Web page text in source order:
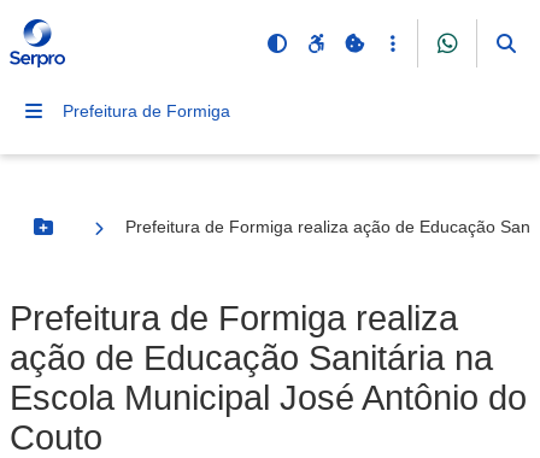
Prefeitura de Formiga
Botão Menu
Prefeitura de Formiga realiza ação de Educação
Prefeitura de Formiga realiza
ação de Educação Sanitária na
Escola Municipal José Antônio do
Couto